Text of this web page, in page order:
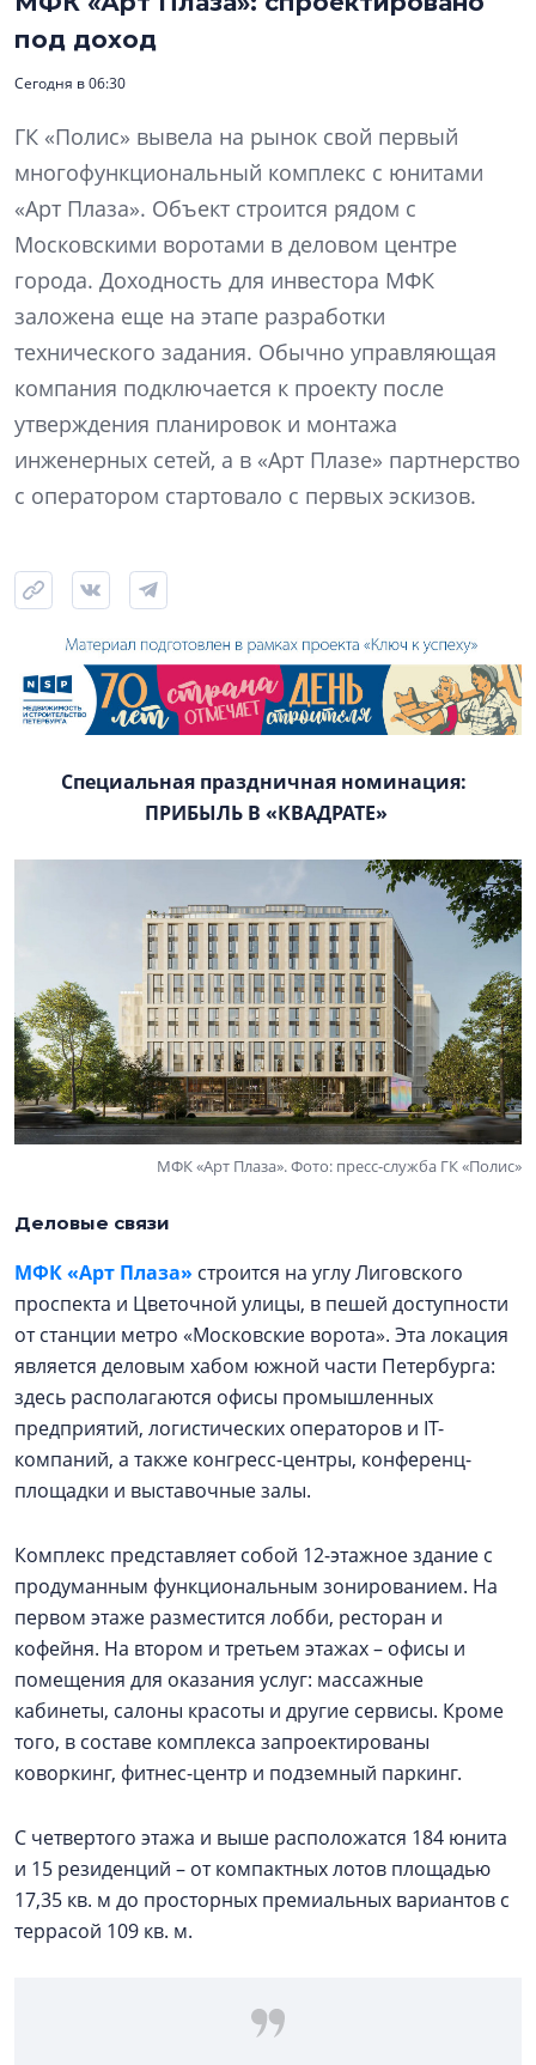
под доход
Сегодня в 06:30
ГК «Полис» вывела на рынок свой первый
многофункциональный комплекс с юнитами
«Арт Плаза». Объект строится рядом с
Московскими воротами в деловом центре
города. Доходность для инвестора МФК
заложена еще на этапе разработки
технического задания. Обычно управляющая
компания подключается к проекту после
утверждения планировок и монтажа
инженерных сетей, а в «Арт Плазе» партнерство
с оператором стартовало с первых эскизов.
Специальная праздничная номинация:
ПРИБЫЛЬ В «КВАДРАТЕ»
МФК «Арт Плаза». Фото: пресс-служба ГК «Полис»
Деловые связи
МФК «Арт Плаза» строится на углу Лиговского
проспекта и Цветочной улицы, в пешей доступности
от станции метро «Московские ворота». Эта локация
является деловым хабом южной части Петербурга:
здесь располагаются офисы промышленных
предприятий, логистических операторов и IT-
компаний, а также конгресс-центры, конференц-
площадки и выставочные залы.
Комплекс представляет собой 12-этажное здание с
продуманным функциональным зонированием. На
первом этаже разместится лобби, ресторан и
кофейня. На втором и третьем этажах – офисы и
помещения для оказания услуг: массажные
кабинеты, салоны красоты и другие сервисы. Кроме
того, в составе комплекса запроектированы
коворкинг, фитнес-центр и подземный паркинг.
С четвертого этажа и выше расположатся 184 юнита
и 15 резиденций – от компактных лотов площадью
17,35 кв. м до просторных премиальных вариантов с
террасой 109 кв. м.